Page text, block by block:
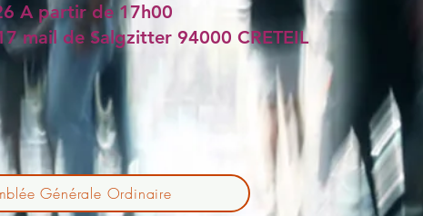
A partir de 17h00
mail de Salgzitter 94000 CRETEIL
Générale Ordinaire